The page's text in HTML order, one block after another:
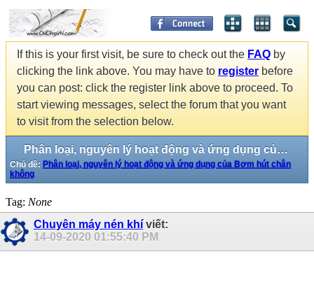
If this is your first visit, be sure to check out the FAQ by
clicking the link above. You may have to register before
you can post: click the register link above to proceed. To
start viewing messages, select the forum that you want
to visit from the selection below.
Phân loại, nguyên lý hoạt động và ứng dụng của Bơm hút chân không
Chủ đề: Phân loại, nguyên lý hoạt động và ứng dụng của Bơm hút chân
không
Tag: None
Chuyên máy nén khí viết:
14-09-2020 01:55:40 PM